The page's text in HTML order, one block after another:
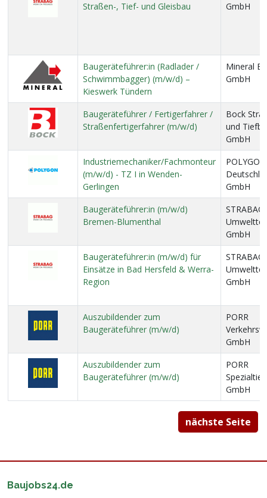
Straßen-, Tief- und Gleisbau
GmbH
Baugeräteführer:in (Radlader /
Schwimmbagger) (m/w/d) –
Kieswerk Tündern
Mineral
GmbH
Baugeräteführer / Fertigerfahrer /
Straßenfertigerfahrer (m/w/d)
Bock
und
GmbH
Industriemechaniker/Fachmonteur
(m/w/d) - TZ I in Wenden-
Gerlingen
POLYGON
GmbH
Baugeräteführer:in (m/w/d)
Bremen-Blumenthal
STRABAG
GmbH
Baugeräteführer:in (m/w/d) für
Einsätze in Bad Hersfeld & Werra-
Region
STRABAG
GmbH
Auszubildender zum
Baugeräteführer (m/w/d)
PORR
GmbH
Auszubildender zum
Baugeräteführer (m/w/d)
PORR
GmbH
nächste Seite
Baujobs24.de